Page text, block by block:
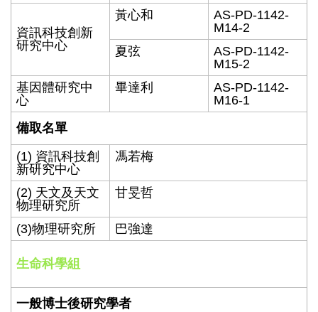
資訊科技創新
研究中心
黃心和
AS-PD-1142-
M14-2
夏弦
AS-PD-1142-
M15-2
基因體研究中
心
畢達利
AS-PD-1142-
M16-1
備取名單
(1) 資訊科技創
新研究中心
馮若梅
(2) 天文及天文
物理研究所
甘旻哲
(3)物理研究所 巴強達
生命科學組
一般博士後研究學者